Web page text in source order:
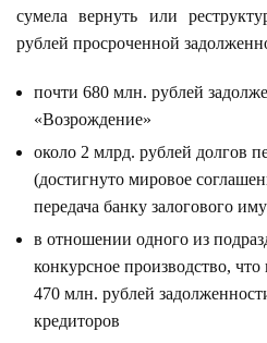
сумела вернуть или
рублей просроченной
почти 680 млн. рублей
«Возрождение»
около 2 млрд. рублей долгов
(достигнуто мировое
передача банку залогового
в отношении одного из
конкурсное производство,
470 млн. рублей
кредиторов